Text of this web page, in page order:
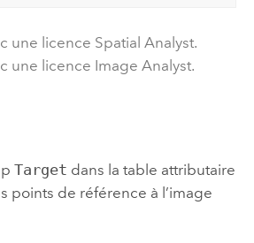
une licence Spatial Analyst.
une licence Image Analyst.
Target dans la table attributaire
points de référence à l’image